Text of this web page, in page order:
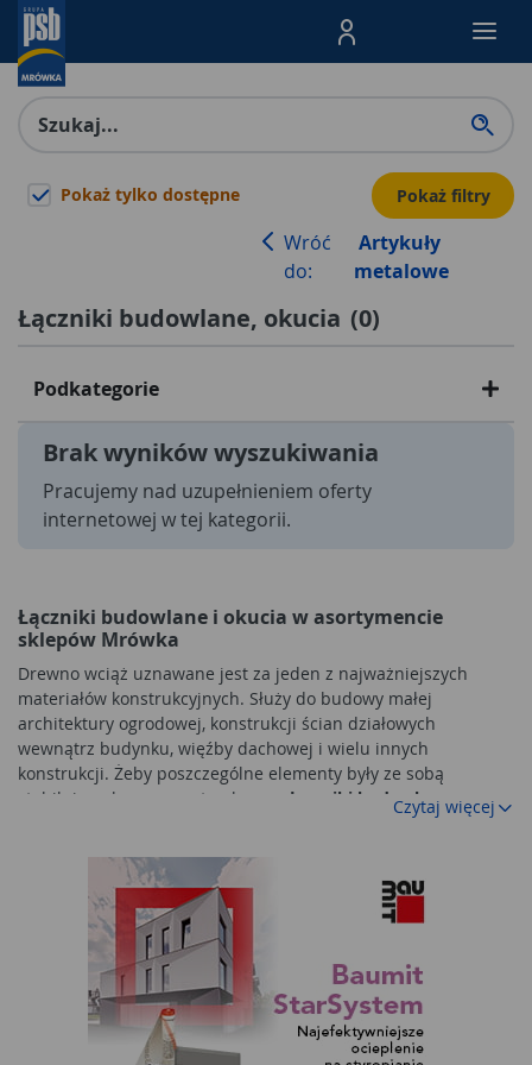
Menu Produktów,
Pokaż tylko dostępne Pokaż filtry
Wróć
do:
Artykuły
metalowe
Łączniki budowlane, okucia (0)
Podkategorie
Brak wyników wyszukiwania
Pracujemy nad uzupełnieniem oferty
internetowej w tej kategorii.
Łączniki budowlane i okucia w asortymencie
sklepów Mrówka
Drewno wciąż uznawane jest za jeden z najważniejszych
materiałów konstrukcyjnych. Służy do budowy małej
architektury ogrodowej, konstrukcji ścian działowych
wewnątrz budynku, więźby dachowej i wielu innych
konstrukcji. Żeby poszczególne elementy były ze sobą
stabilnie połączone, potrzebne są łączniki budowlane.
Stalowe wyroby formowane są w taki sposób, żeby łączenie
W tej grupie znalazło się wiele produktów, bez których nie
sposób tworzyć konstrukcji drewnianych.
Łączniki metalowe
wykonywane są z wysokiej jakości stali, którą zabezpieczono
przed działaniem wilgoci. Wszystkie produkty z tej grupy
pochodzą od sprawdzonych dostawców i są wykonane
profesjonalnie. Umożliwia to stosowanie ich do prac
amatorskich i tworzenia profesjonalnych budowli z drewna.
Czytaj więcej